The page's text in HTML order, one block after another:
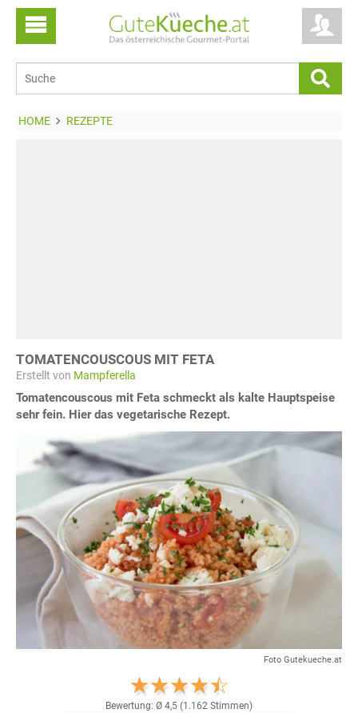
HOME REZEPTE
TOMATENCOUSCOUS MIT FETA
Erstellt von Mampferella
Tomatencouscous mit Feta schmeckt als kalte Hauptspeise
sehr fein. Hier das vegetarische Rezept.
Foto Gutekueche.at
Bewertung: Ø 4,5 (1.162 Stimmen)